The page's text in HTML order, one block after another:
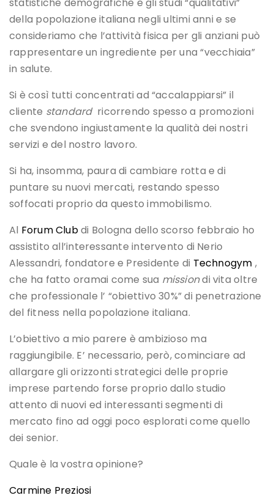
della popolazione italiana negli ultimi anni e se
consideriamo che l’attività fisica per gli anziani può
rappresentare un ingrediente per una “vecchiaia”
in salute.
Si è così tutti concentrati ad “accalappiarsi” il
cliente standardricorrendo spesso a promozioni
che svendono ingiustamente la qualità dei nostri
servizi e del nostro lavoro.
Si ha, insomma, paura di cambiare rotta e di
puntare su nuovi mercati, restando spesso
soffocati proprio da questo immobilismo.
Al Forum Clubdi Bologna dello scorso febbraio ho
assistito all’interessante intervento di Nerio
Alessandri, fondatore e Presidente di Technogym ,
che ha fatto oramai come sua missiondi vita oltre
che professionale l’ “obiettivo 30%” di penetrazione
del fitness nella popolazione italiana.
L’obiettivo a mio parere è ambizioso ma
raggiungibile. E’ necessario, però, cominciare ad
allargare gli orizzonti strategici delle proprie
imprese partendo forse proprio dallo studio
attento di nuovi ed interessanti segmenti di
mercato fino ad oggi poco esplorati come quello
dei senior.
Quale è la vostra opinione?
Carmine Preziosi